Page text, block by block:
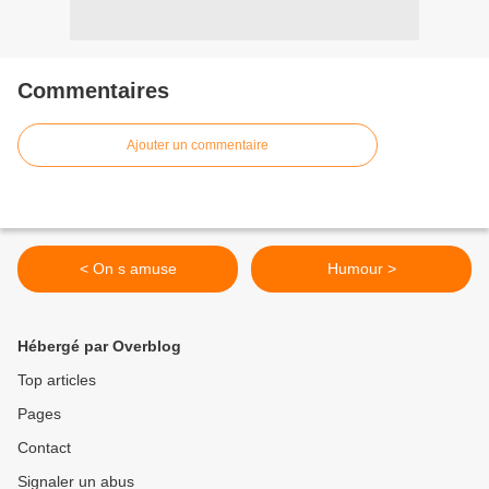
Commentaires
Ajouter un commentaire
< On s amuse Humour >
Hébergé par Overblog
Top articles
Pages
Contact
Signaler un abus